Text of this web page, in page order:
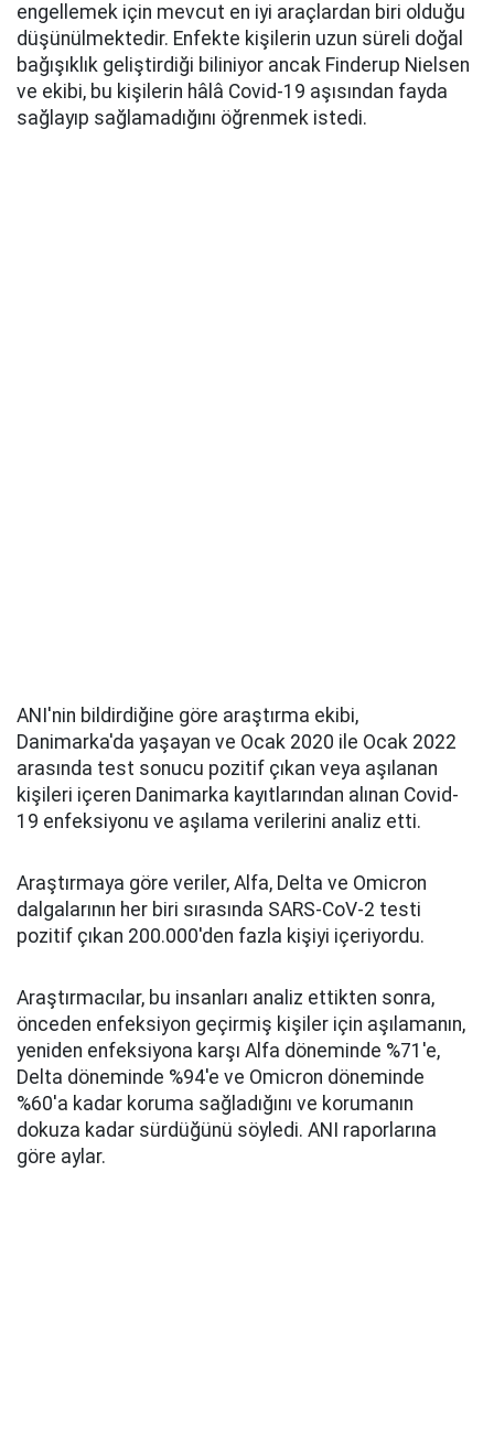
engellemek için mevcut en iyi araçlardan biri olduğu
düşünülmektedir. Enfekte kişilerin uzun süreli doğal
bağışıklık geliştirdiği biliniyor ancak Finderup Nielsen
ve ekibi, bu kişilerin hâlâ Covid-19 aşısından fayda
sağlayıp sağlamadığını öğrenmek istedi.
ANI'nin bildirdiğine göre araştırma ekibi,
Danimarka'da yaşayan ve Ocak 2020 ile Ocak 2022
arasında test sonucu pozitif çıkan veya aşılanan
kişileri içeren Danimarka kayıtlarından alınan Covid-
19 enfeksiyonu ve aşılama verilerini analiz etti.
Araştırmaya göre veriler, Alfa, Delta ve Omicron
dalgalarının her biri sırasında SARS-CoV-2 testi
pozitif çıkan 200.000'den fazla kişiyi içeriyordu.
Araştırmacılar, bu insanları analiz ettikten sonra,
önceden enfeksiyon geçirmiş kişiler için aşılamanın,
yeniden enfeksiyona karşı Alfa döneminde %71'e,
Delta döneminde %94'e ve Omicron döneminde
%60'a kadar koruma sağladığını ve korumanın
dokuza kadar sürdüğünü söyledi. ANI raporlarına
göre aylar.